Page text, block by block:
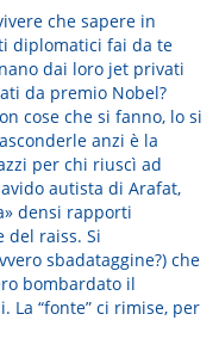
che sapere in
diplomatici fai da te
dai loro jet privati
da premio Nobel?
cose che si fanno, lo si
anzi è la
per chi riuscì ad
autista di Arafat,
densi rapporti
raiss. Si
sbadataggine?) che
bombardato il
La “fonte” ci rimise, per